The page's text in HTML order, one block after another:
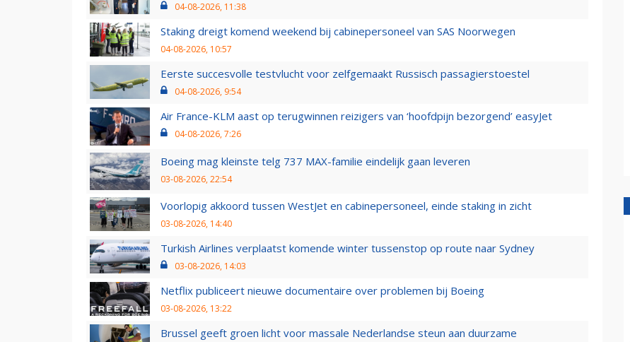
04-08-2026, 11:38
Staking dreigt komend weekend bij cabinepersoneel van SAS Noorwegen
04-08-2026, 10:57
Eerste succesvolle testvlucht voor zelfgemaakt Russisch passagierstoestel
04-08-2026, 9:54
Air France-KLM aast op terugwinnen reizigers van ‘hoofdpijn bezorgend’ easyJet
04-08-2026, 7:26
Boeing mag kleinste telg 737 MAX-familie eindelijk gaan leveren
03-08-2026, 22:54
Voorlopig akkoord tussen WestJet en cabinepersoneel, einde staking in zicht
03-08-2026, 14:40
Turkish Airlines verplaatst komende winter tussenstop op route naar Sydney
03-08-2026, 14:03
Netflix publiceert nieuwe documentaire over problemen bij Boeing
03-08-2026, 13:22
Brussel geeft groen licht voor massale Nederlandse steun aan duurzame